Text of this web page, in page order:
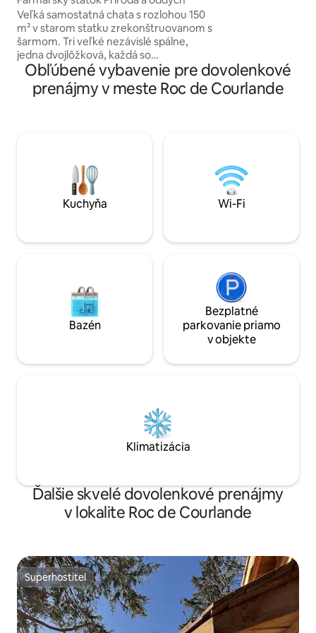
Veľká samostatná chata s rozlohou 150
m² v starom statku zrekonštruovanom s
šarmom. Tri veľké nezávislé spálne,
jedna dvojlôžková, každá so
sprchovacím kútom. Obývací priestor s
plne vybavenou kuchyňou, krbom,
biliardovým stolom a televízorom. Celý
výhľadom a kurt na petanque: skutočný
relaxačný kokon na vidieku Auvergne,
ktorý susedí s naším obydlím bez vis-à-
Obľúbené vybavenie pre dovolenkové
prenájmy v meste Roc de Courlande
Kuchyňa Wi-Fi
Bazén
Bezplatné
parkovanie priamo
v objekte
Klimatizácia
Ďalšie skvelé dovolenkové prenájmy
v lokalite Roc de Courlande
Superhostiteľ
Superhostiteľ